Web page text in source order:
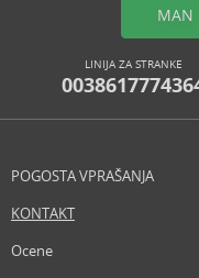
MAN
LINIJA ZA STRANKE
POGOSTA VPRAŠANJA
KONTAKT
Ocene